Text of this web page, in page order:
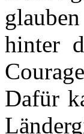
hinter
Dafür